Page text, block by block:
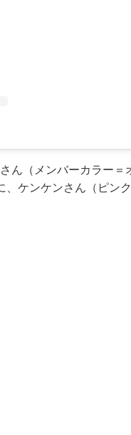
ん（メンバーカラー＝
ケンケンさん（ピン